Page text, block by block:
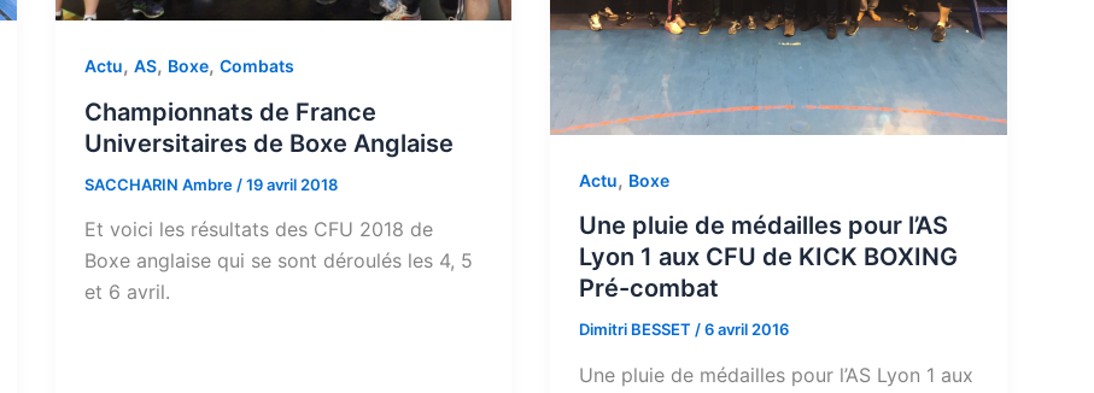
Actu, AS, Boxe, Combats
Championnats de France
Universitaires de Boxe Anglaise
SACCHARIN Ambre /19 avril 2018
Et voici les résultats des CFU 2018 de
Boxe anglaise qui se sont déroulés les 4, 5
et 6 avril.
Actu, Boxe
Une pluie de médailles pour l’AS
Lyon 1 aux CFU de KICK BOXING
Pré-combat
Dimitri BESSET/6 avril 2016
Une pluie de médailles pour l’AS Lyon 1 aux